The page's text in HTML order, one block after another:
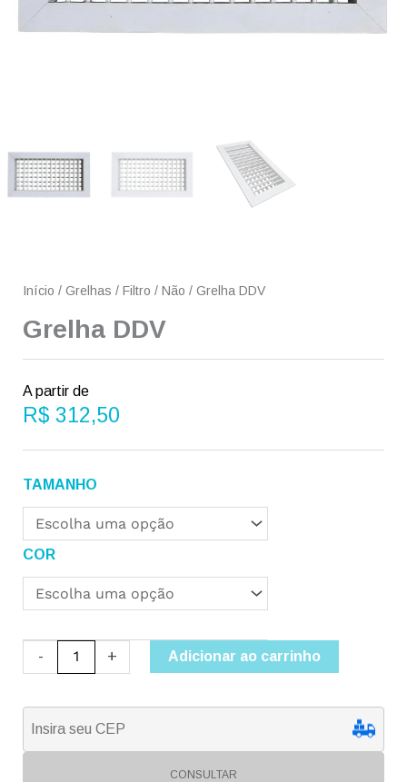
Início / Grelhas / Filtro / Não / Grelha DDV
Grelha DDV
A partir de
R$ 312,50
TAMANHO
COR
-
DDV
quantidade
+ Adicionar ao carrinho
CONSULTAR